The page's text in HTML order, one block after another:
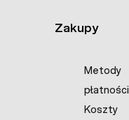
Zakupy
Metody
płatności
Koszty